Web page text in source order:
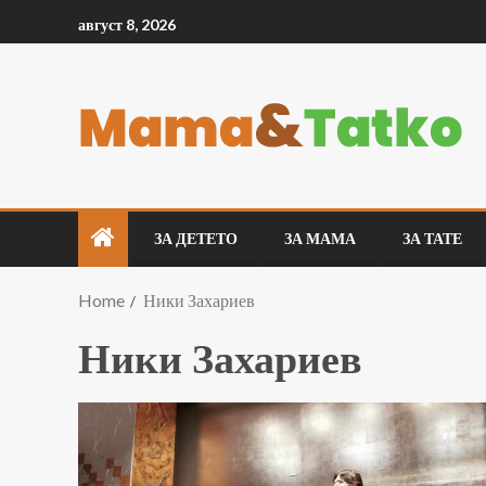
август 8, 2026
ЗА ДЕТЕТО ЗА МАМА ЗА ТАТЕ
Home Ники Захариев
Ники Захариев